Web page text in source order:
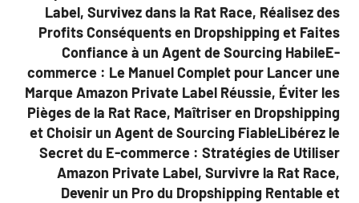
Label, Survivez dans la Rat Race, Réalisez des
Profits Conséquents en Dropshipping et Faites
Confiance à un Agent de Sourcing HabileE-
commerce : Le Manuel Complet pour Lancer une
Marque Amazon Private Label Réussie, Éviter les
Pièges de la Rat Race, Maîtriser en Dropshipping
et Choisir un Agent de Sourcing FiableLibérez le
Secret du E-commerce : Stratégies de Utiliser
Amazon Private Label, Survivre la Rat Race,
Devenir un Pro du Dropshipping Rentable et